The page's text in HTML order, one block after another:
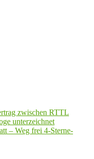
zwischen RTTL
unterzeichnet
– Weg frei 4-Sterne-